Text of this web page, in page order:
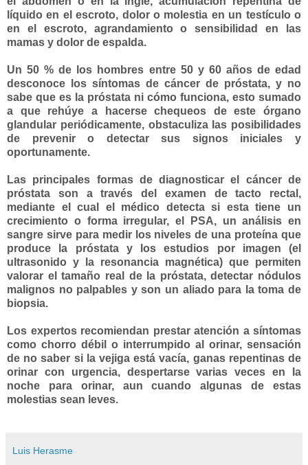
líquido en el escroto, dolor o molestia en un testículo o
en el escroto, agrandamiento o sensibilidad en las
mamas y dolor de espalda.
Un 50 % de los hombres entre 50 y 60 años de edad
desconoce los síntomas de cáncer de próstata, y no
sabe que es la próstata ni cómo funciona, esto sumado
a que rehúye a hacerse chequeos de este órgano
glandular periódicamente, obstaculiza las posibilidades
de prevenir o detectar sus signos iniciales y
oportunamente.
Las principales formas de diagnosticar el cáncer de
próstata son a través del examen de tacto rectal,
mediante el cual el médico detecta si esta tiene un
crecimiento o forma irregular, el PSA, un análisis en
sangre sirve para medir los niveles de una proteína que
produce la próstata y los estudios por imagen (el
ultrasonido y la resonancia magnética) que permiten
valorar el tamaño real de la próstata, detectar nódulos
malignos no palpables y son un aliado para la toma de
biopsia.
Los expertos recomiendan prestar atención a síntomas
como chorro débil o interrumpido al orinar, sensación
de no saber si la vejiga está vacía, ganas repentinas de
orinar con urgencia, despertarse varias veces en la
noche para orinar, aun cuando algunas de estas
molestias sean leves.
Luis Herasme